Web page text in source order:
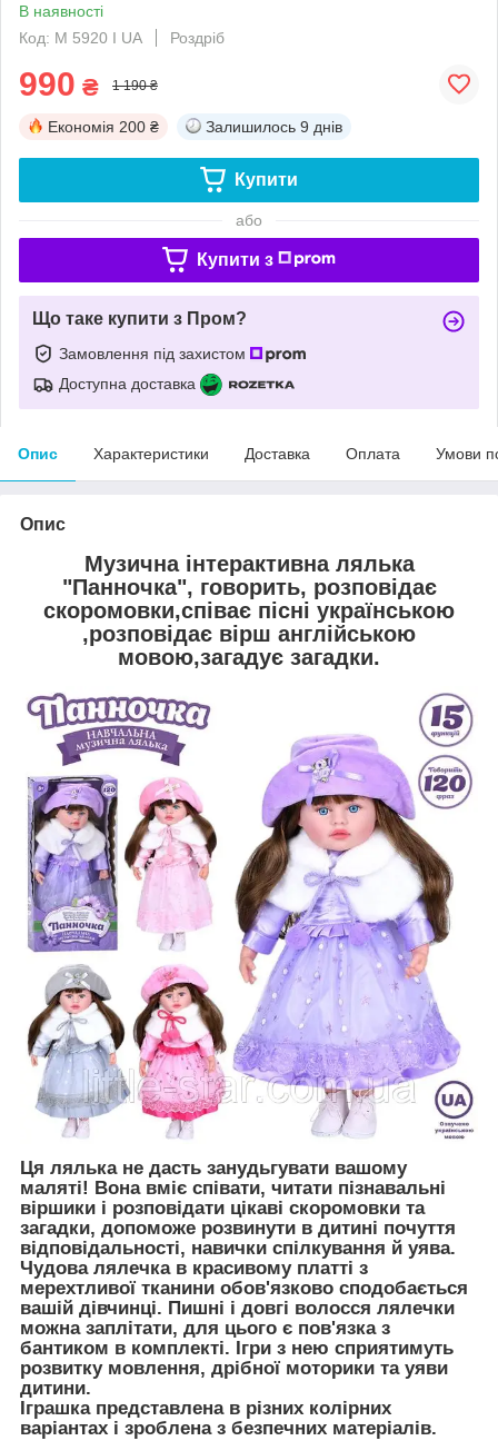
В наявності
Код: M 5920 I UA
Роздріб
990 ₴ 1 190 ₴
Економія 200 ₴ Залишилось 9 днів
Купити
або
Купити з
Що таке купити з Пром?
Замовлення під захистом
Доступна доставка
Опис Характеристики Доставка Оплата Умови
Опис
Музична інтерактивна лялька
"Панночка", говорить, розповідає
скоромовки,співає пісні українською
,розповідає вірш англійською
мовою,загадує загадки.
Ця лялька не дасть занудьгувати вашому
маляті! Вона вміє співати, читати пізнавальні
віршики і розповідати цікаві скоромовки та
загадки, допоможе розвинути в дитині почуття
відповідальності, навички спілкування й уява.
Чудова лялечка в красивому платті з
мерехтливої тканини обов'язково сподобається
вашій дівчинці. Пишні і довгі волосся лялечки
можна заплітати, для цього є пов'язка з
бантиком в комплекті. Ігри з нею сприятимуть
розвитку мовлення, дрібної моторики та уяви
дитини.
Іграшка представлена в різних колірних
варіантах і зроблена з безпечних матеріалів.